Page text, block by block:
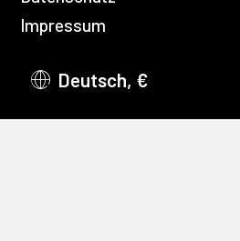
Impressum
Deutsch, €